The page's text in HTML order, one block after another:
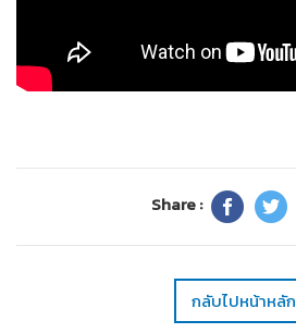
Share :
กลับไปหน้าหลัก